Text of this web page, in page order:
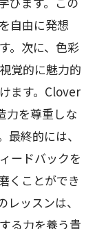
自由に発想
。次に、色彩
覚的に魅力的
ます。Clover
力を尊重しな
終的には、
ードバックを
くことができ
ッスンは、
る力を養う貴